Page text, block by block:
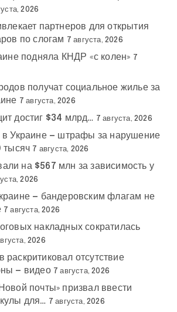
2026
партнеров для открытия
по слогам 7 августа, 2026
подняла КНДР «с колен» 7
получат социальное жилье за
7 августа, 2026
достиг $34 млрд… 7 августа, 2026
в Украине — штрафы за нарушение
тысяч 7 августа, 2026
на $567 млн за зависимость у
2026
— бандеровским флагам не
7 августа, 2026
накладных сократилась
2026
отсутствие
— видео 7 августа, 2026
почты» призвал ввести
для… 7 августа, 2026